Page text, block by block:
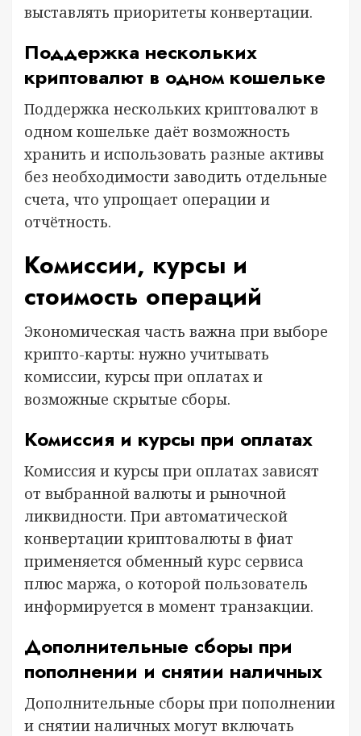
выставлять приоритеты конвертации.
Поддержка нескольких
криптовалют в одном кошельке
Поддержка нескольких криптовалют в
одном кошельке даёт возможность
хранить и использовать разные активы
без необходимости заводить отдельные
счета, что упрощает операции и
отчётность.
Комиссии, курсы и
стоимость операций
Экономическая часть важна при выборе
крипто-карты: нужно учитывать
комиссии, курсы при оплатах и
возможные скрытые сборы.
Комиссия и курсы при оплатах
Комиссия и курсы при оплатах зависят
от выбранной валюты и рыночной
ликвидности. При автоматической
конвертации криптовалюты в фиат
применяется обменный курс сервиса
плюс маржа, о которой пользователь
информируется в момент транзакции.
Дополнительные сборы при
пополнении и снятии наличных
Дополнительные сборы при пополнении
и снятии наличных могут включать